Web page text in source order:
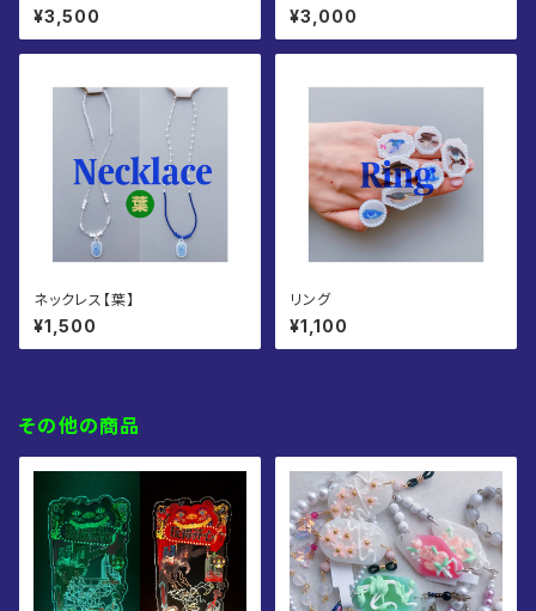
¥3,500 ¥3,000
ネックレス【葉】
¥1,500
リング
¥1,100
その他の商品